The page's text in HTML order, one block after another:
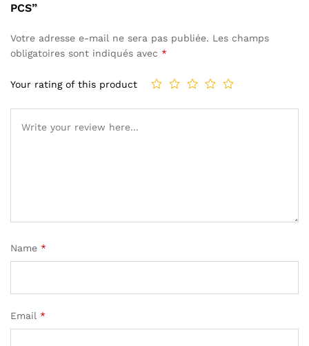
PCS”
Votre adresse e-mail ne sera pas publiée. Les champs
obligatoires sont indiqués avec *
Your rating of this product
Name *
Email *